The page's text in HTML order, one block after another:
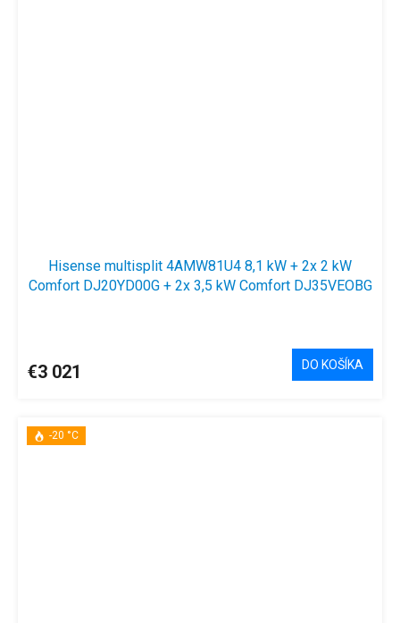
Hisense multisplit 4AMW81U4 8,1 kW + 2x 2 kW
Comfort DJ20YD00G + 2x 3,5 kW Comfort DJ35VEOBG
€3 021 DO KOŠÍKA
-20 °C